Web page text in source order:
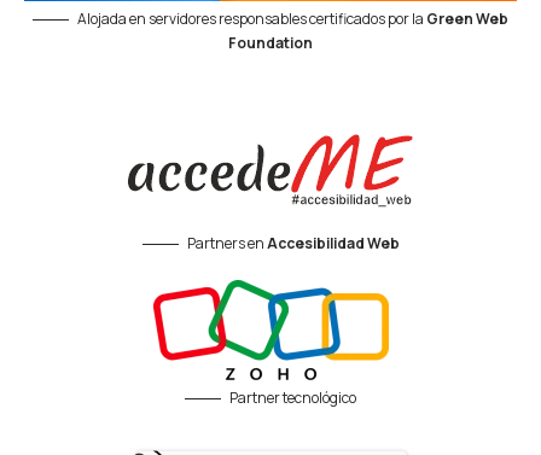
Alojada en servidores responsables certificados por la Green Web
Foundation
Partners enAccesibilidad Web
Partner tecnológico